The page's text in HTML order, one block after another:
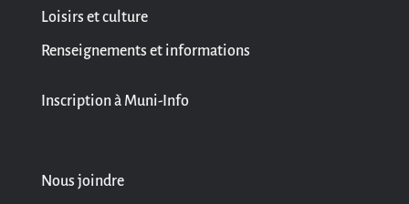
Loisirs et culture
Renseignements et informations
Inscription à Muni-Info
Nous joindre